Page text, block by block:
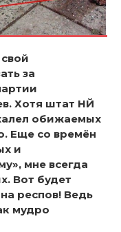
за
Хотя штат НЙ
обижаемых
Еще со времён
и
мне всегда
Вот будет
респов! Ведь
мудро